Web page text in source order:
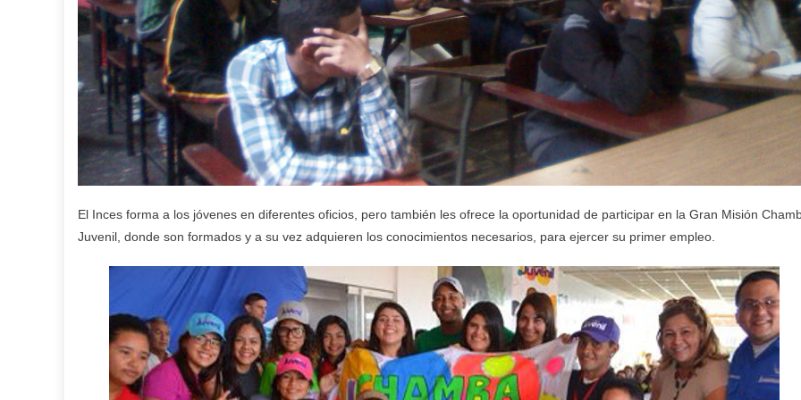
El Inces forma a los jóvenes en diferentes oficios, pero también les ofrece la oportunidad de participar en la Gran Misión
Juvenil, donde son formados y a su vez adquieren los conocimientos necesarios, para ejercer su primer empleo.